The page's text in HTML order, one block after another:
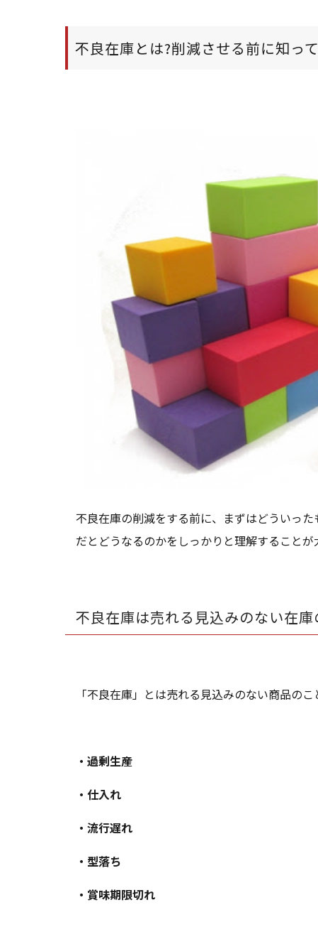
不良在庫とは?削減させる前に知っ
不良在庫の削減をする前に、まずはどういっ
だとどうなるのかをしっかりと理解することが
不良在庫は売れる見込みのない在庫
「不良在庫」とは売れる見込みのない商品の
・過剰生産
・仕入れ
・流行遅れ
・型落ち
・賞味期限切れ